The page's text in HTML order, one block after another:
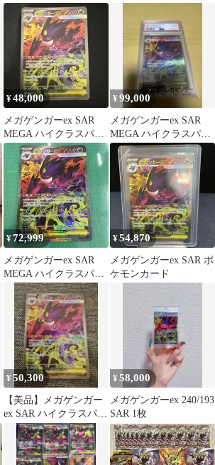
MEGAドリームex
¥48,000
メガゲンガーex SAR
MEGA ハイクラスパッ
ク MEGAドリームex
キ…
¥99,000
メガゲンガーex SAR
MEGA ハイクラスパッ
ク MEGAドリームex
キ…
¥72,999
メガゲンガーex SAR
MEGA ハイクラスパッ
ク MEGAドリームex
2…
¥54,870
メガゲンガーex SAR ポ
ケモンカード
¥50,300
【美品】メガゲンガー
ex SAR ハイクラスパッ
ク MEGAドリームex
¥58,000
メガゲンガーex 240/193
SAR 1枚